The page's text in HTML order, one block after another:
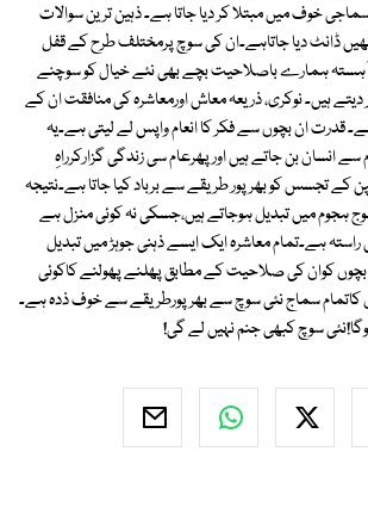
خوف میں مبتلا کر دیا جاتا ہے۔ ذہین ترین سوالات
ڈانٹ دیا جاتاہے۔ان کی سوچ پرمختلف طرح کے قفل
آہستہ ہمارے باصلاحیت بچے بھی نئے خیال کو سوچنے
ہیں۔ نوکری، ذریعہ معاش اورمعاشرہ کی منافقت ان کے
قدرت ان بچوں سے فکر کا انعام واپس لے لیتی ہے۔یہ
بن جاتے ہیں اورپھرعام سی زندگی گزارکرراہِ
کے تجسس کو بھرپور طریقے سے برباد کیا جاتا ہے۔نتیجہ
ہجوم میں تبدیل ہوجاتے ہیں،جسکی نہ کوئی منزل ہے
ہے۔تمام معاشرہ ایک ایسے ذہنی جوہڑ میں تبدیل
کوان کی صلاحیت کے مطابق پھلنے پھولنے کاکوئی
کاتمام سماج نئی سوچ سے بھرپورطریقے سے خوف ذدہ ہے۔
سوچ کبھی جنم نہیں لے گی!